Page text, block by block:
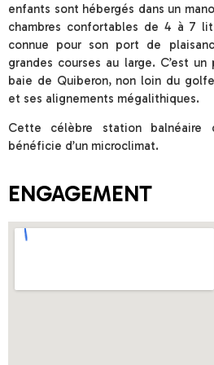
enfants sont hébergés dans un
chambres confortables de 4 à 7
connue pour son port de
grandes courses au large. C’est
baie de Quiberon, non loin du
et ses alignements mégalithiques.
Cette célèbre station balnéaire
bénéficie d’un microclimat.
ENGAGEMENT